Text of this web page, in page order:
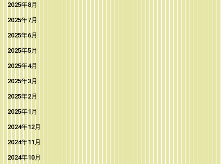
2025年8月
2025年7月
2025年6月
2025年5月
2025年4月
2025年3月
2025年2月
2025年1月
2024年12月
2024年11月
2024年10月